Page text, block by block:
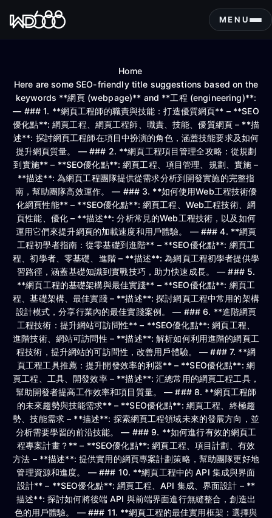
MENU
Home
Here are some SEO-friendly title suggestions based on the
keywords **網頁 (webpage)** and **工程 (engineering)**:
— ### 1. **網頁工程師的職責與技能：打造優質網頁** – **SEO
優化點**: 網頁工程、網頁工程師、職責、技能、優質網頁 – **描
述**: 探討網頁工程師在項目中扮演的角色，涵蓋技能要求及如何
提升網頁質量。 — ### 2. **網頁工程項目管理全攻略：從規劃
到實施** – **SEO優化點**: 網頁工程、項目管理、規劃、實施 –
**描述**: 為網頁工程團隊提供從需求分析到開發實施的完整指
南，幫助團隊高效運作。 — ### 3. **如何使用Web工程技術優
化網頁性能** – **SEO優化點**: 網頁工程、Web工程技術、網
頁性能、優化 – **描述**: 分析常見的Web工程技術，以及如何
運用它們來提升網頁的加載速度和用戶體驗。 — ### 4. **網頁
工程初學者指南：從零基礎到進階** – **SEO優化點**: 網頁工
程、初學者、零基礎、進階 – **描述**: 為網頁工程初學者提供學
習路徑，涵蓋基礎知識到實戰技巧，助力快速成長。 — ### 5.
**網頁工程的基礎架構與最佳實踐** – **SEO優化點**: 網頁工
程、基礎架構、最佳實踐 – **描述**: 探討網頁工程中常用的架構
設計模式，分享行業內的最佳實踐案例。 — ### 6. **進階網頁
工程技術：提升網站可訪問性** – **SEO優化點**: 網頁工程、
進階技術、網站可訪問性 – **描述**: 解析如何利用進階的網頁工
程技術，提升網站的可訪問性，改善用戶體驗。 — ### 7. **網
頁工程工具推薦：提升開發效率的利器** – **SEO優化點**: 網
頁工程、工具、開發效率 – **描述**: 汇總常用的網頁工程工具，
幫助開發者提高工作效率和項目質量。 — ### 8. **網頁工程師
的未來趨勢與技能需求** – **SEO優化點**: 網頁工程、終極趨
勢、技能需求 – **描述**: 探索網頁工程領域未來的發展方向，並
分析需要學習的前沿技能。 — ### 9. **如何進行有效的網頁工
程專案計畫？** – **SEO優化點**: 網頁工程、項目計劃、有效
方法 – **描述**: 提供實用的網頁專案計劃策略，幫助團隊更好地
管理資源和進度。 — ### 10. **網頁工程中的 API 集成與界面
設計** – **SEO優化點**: 網頁工程、API 集成、界面設計 – **
描述**: 探討如何將後端 API 與前端界面進行無縫整合，創造出
色的用戶體驗。 — ### 11. **網頁工程的最佳實用框架：選擇與